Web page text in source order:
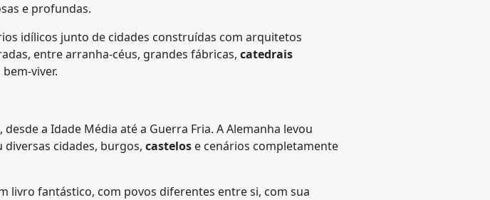
e profundas.
idílicos junto de cidades construídas com arquitetos
entre arranha-céus, grandes fábricas,catedrais
viver.
a Idade Média até a Guerra Fria. A Alemanha levou
diversas cidades, burgos,castelos e cenários completamente
livro fantástico, com povos diferentes entre si, com sua